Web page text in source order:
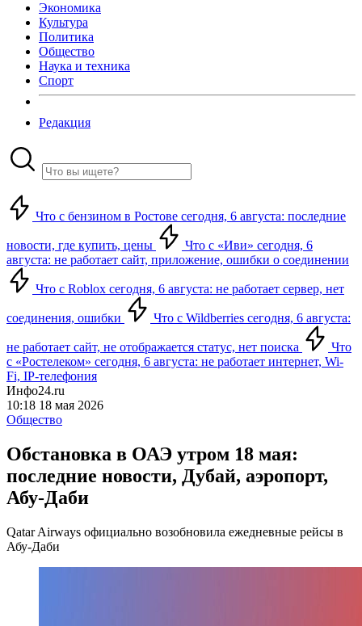
Экономика
Культура
Политика
Общество
Наука и техника
Спорт
Редакция
Что с бензином в Ростове сегодня, 6 августа: последние
новости, где купить, цены
Что с «Иви» сегодня, 6
августа: не работает сайт, приложение, ошибки о соединении
Что с Roblox сегодня, 6 августа: не работает сервер, нет
соединения, ошибки Что с Wildberries сегодня, 6 августа:
не работает сайт, не отображается статус, нет поиска
Что
с «Ростелеком» сегодня, 6 августа: не работает интернет, Wi-
Fi, IP-телефония
Инфо24.ru
10:18 18 мая 2026
Общество
Обстановка в ОАЭ утром 18 мая:
последние новости, Дубай, аэропорт,
Абу-Даби
Qatar Airways официально возобновила ежедневные рейсы в
Абу-Даби